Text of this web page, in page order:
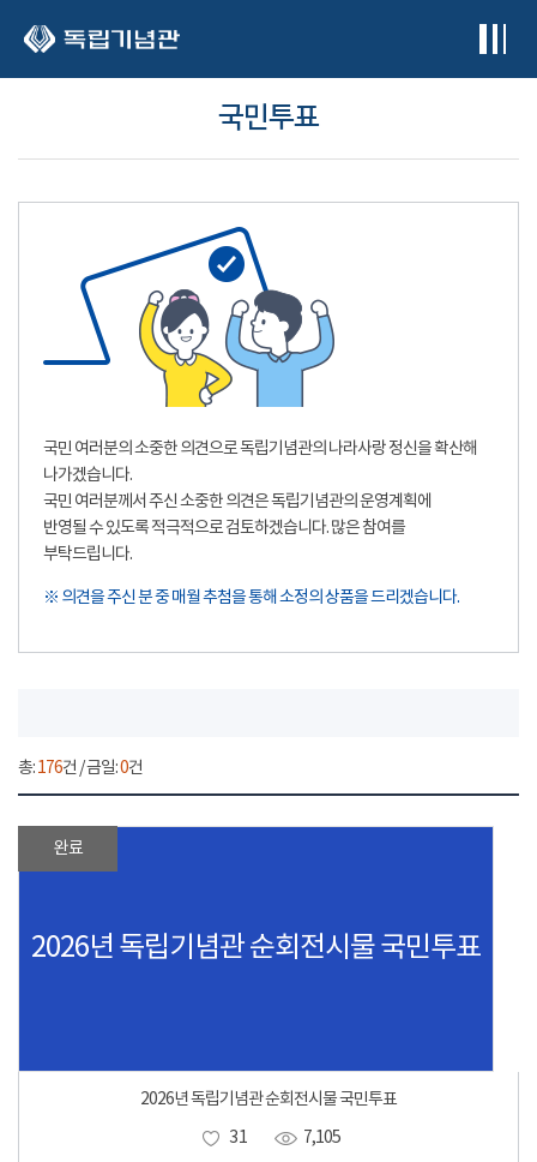
국민투표
국민 여러분의 소중한 의견으로 독립기념관의 나라사랑 정신을 확산해
나가겠습니다.
국민 여러분께서 주신 소중한 의견은 독립기념관의 운영계획에
반영될 수 있도록 적극적으로 검토하겠습니다. 많은 참여를
부탁드립니다.
※ 의견을 주신 분 중 매월 추첨을 통해 소정의 상품을 드리겠습니다.
총:176건 / 금일:0건
완료
2026년 독립기념관 순회전시물 국민투표
2026년 독립기념관 순회전시물 국민투표
31
7,105